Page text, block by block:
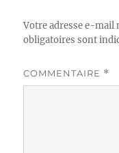
Votre adresse e-mail
obligatoires sont
COMMENTAIRE *